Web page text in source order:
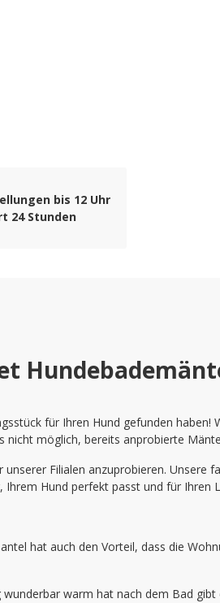
bis 12 Uhr
24 Stunden
für Ihren Hund gefunden
nicht möglich, bereits anprobierte
Filialen anzuprobieren.
Hund perfekt passt und für Ihren
hat auch den Vorteil, dass die
warm hat nach dem Bad